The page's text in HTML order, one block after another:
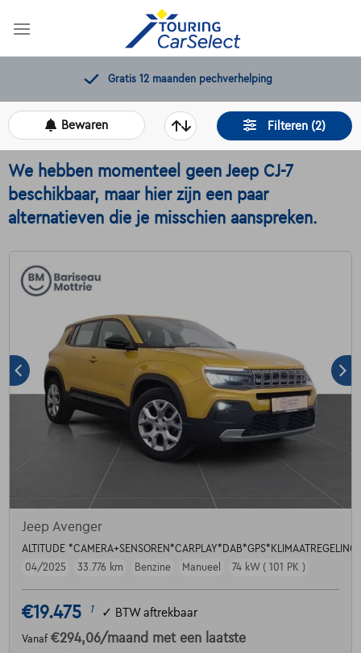
Gratis 12 maanden pechverhelping
Filteren (2)
Bewaren
We hebben momenteel geen Jeep CJ-7
beschikbaar, maar hier zijn een paar
alternatieven die je misschien aanspreken.
Jeep Avenger
ALTITUDE *CAMERA+SENSOREN*CARPLAY*DAB*GPS*KLIMAATREGELING*
04/2025
33.776 km Benzine Manueel 74 kW ( 101 PK )
€19.475 1 ✓ BTW aftrekbaar
Vanaf €294,06/maand met een laatste